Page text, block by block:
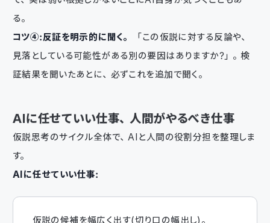
る。
コツ④：反証を明示的に聞く。
「この仮説に対する反論や、
見落としている可能性がある別の要因はありますか？」。検
証結果を聞いたあとに、必ずこれを追加で聞く。
AIに任せていい仕事、人間がやるべき仕事
仮説思考のサイクル全体で、AIと人間の役割分担を整理しま
す。
AIに任せていい仕事：
仮説の候補を幅広く出す（切り口の幅出し）。